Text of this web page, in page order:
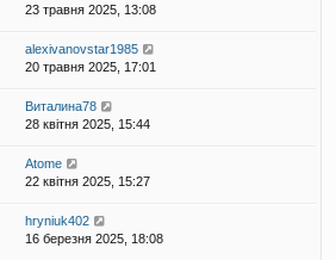
23 травня 2025, 13:08
alexivanovstar1985
20 травня 2025, 17:01
Виталина78
28 квітня 2025, 15:44
Atome
22 квітня 2025, 15:27
hryniuk402
16 березня 2025, 18:08